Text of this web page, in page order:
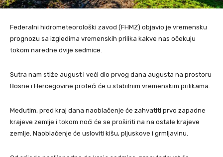
Federalni hidrometeorološki zavod (FHMZ) objavio je vremensku
prognozu sa izgledima vremenskih prilika kakve nas očekuju
tokom naredne dvije sedmice.
Sutra nam stiže august i veći dio prvog dana augusta na prostoru
Bosne i Hercegovine proteći će u stabilnim vremenskim prilikama.
Međutim, pred kraj dana naoblačenje će zahvatiti prvo zapadne
krajeve zemlje i tokom noći će se proširiti na na ostale krajeve
zemlje. Naoblačenje će usloviti kišu, pljuskove i grmljavinu.